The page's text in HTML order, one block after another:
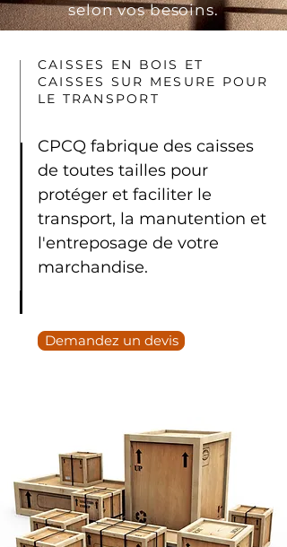
selon vos besoins.
CAISSES EN BOIS ET
CAISSES SUR MESURE POUR
LE TRANSPORT
CPCQ fabrique des caisses
de toutes tailles pour
protéger et faciliter le
transport, la manutention et
l'entreposage de votre
marchandise.
Demandez un devis